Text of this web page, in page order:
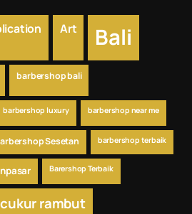
Art Bali
barbershop bali
barbershop luxury barbershop near me
Sesetan barbershop terbaik
Barershop Terbaik
cukur rambut